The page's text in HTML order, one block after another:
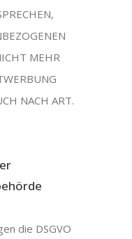
MEHR
NACH ART.
die DSGVO